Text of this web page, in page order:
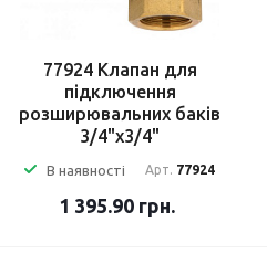
77924 Клапан для
підключення
розширювальних баків
3/4"х3/4"
В наявності Арт. 77924
1 395.90 грн.